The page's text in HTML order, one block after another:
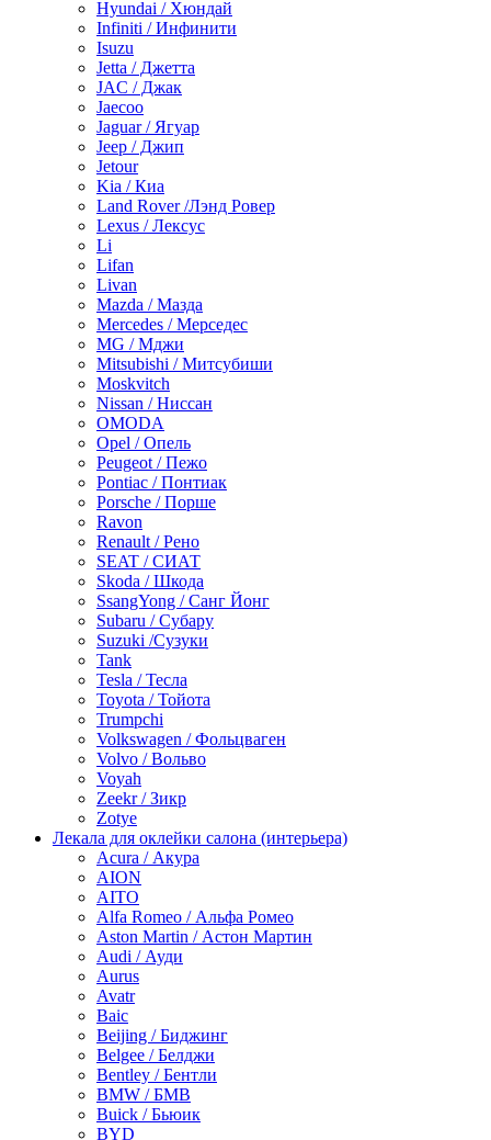
Hyundai / Хюндай
Infiniti / Инфинити
Isuzu
Jetta / Джетта
JAC / Джак
Jaecoo
Jaguar / Ягуар
Jeep / Джип
Jetour
Kia / Киа
Land Rover /Лэнд Ровер
Lexus / Лексус
Li
Lifan
Livan
Mazda / Мазда
Mercedes / Мерседес
MG / Мджи
Mitsubishi / Митсубиши
Moskvitch
Nissan / Ниссан
OMODA
Opel / Опель
Peugeot / Пежо
Pontiac / Понтиак
Porsche / Порше
Ravon
Renault / Рено
SEAT / СИАТ
Skoda / Шкода
SsangYong / Санг Йонг
Subaru / Субару
Suzuki /Сузуки
Tank
Tesla / Тесла
Toyota / Тойота
Trumpchi
Volkswagen / Фольцваген
Volvo / Вольво
Voyah
Zeekr / Зикр
Zotye
Лекала для оклейки салона (интерьера)
Acura / Акура
AION
AITO
Alfa Romeo / Альфа Ромео
Aston Martin / Астон Мартин
Audi / Ауди
Aurus
Avatr
Baic
Beijing / Биджинг
Belgee / Белджи
Bentley / Бентли
BMW / БМВ
Buick / Бьюик
BYD